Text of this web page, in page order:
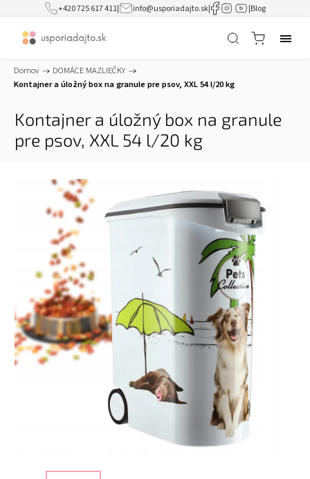
+420 725 617 411| info@usporiadajto.sk| |Blog
Domov / DOMÁCE MAZLIEČKY /
Kontajner a úložný box na granule pre psov, XXL 54 l/20 kg
Kontajner a úložný box na granule
pre psov, XXL 54 l/20 kg